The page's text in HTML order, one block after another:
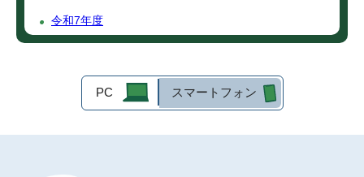
令和7年度
PC スマートフォン